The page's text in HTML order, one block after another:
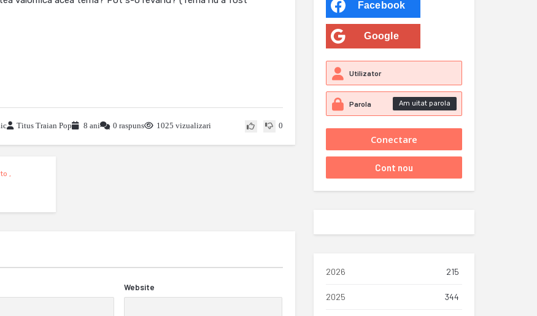
Titus Traian Pop 8 ani 0 raspuns 1025 vizualizari 0
,
Website
Facebook
Google
Am uitat parola
2026 215
2025 344